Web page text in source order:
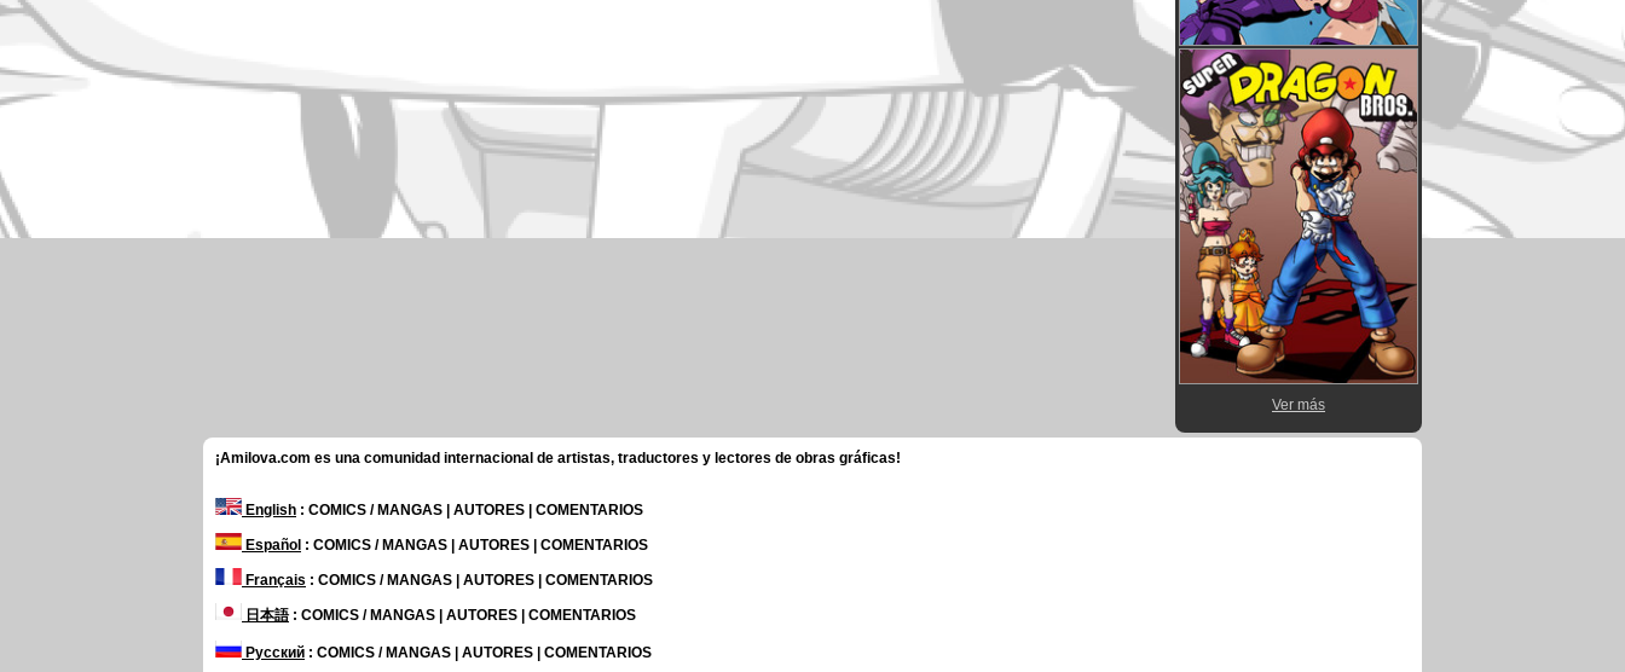
Ver más
¡Amilova.com es una comunidad internacional de artistas, traductores y lectores de obras gráficas!
English : COMICS / MANGAS | AUTORES | COMENTARIOS
Español : COMICS / MANGAS | AUTORES | COMENTARIOS
Français : COMICS / MANGAS | AUTORES | COMENTARIOS
日本語: COMICS / MANGAS | AUTORES | COMENTARIOS
Русский : COMICS / MANGAS | AUTORES | COMENTARIOS